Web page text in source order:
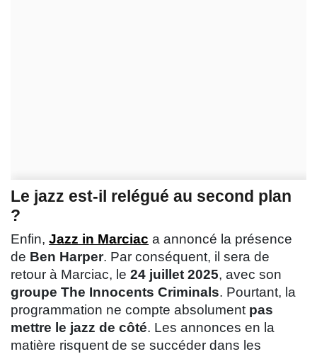
Le jazz est-il relégué au second plan
?
Enfin, Jazz in Marciac a annoncé la présence
de Ben Harper. Par conséquent, il sera de
retour à Marciac, le 24 juillet 2025, avec son
groupe The Innocents Criminals. Pourtant, la
programmation ne compte absolument pas
mettre le jazz de côté. Les annonces en la
matière risquent de se succéder dans les